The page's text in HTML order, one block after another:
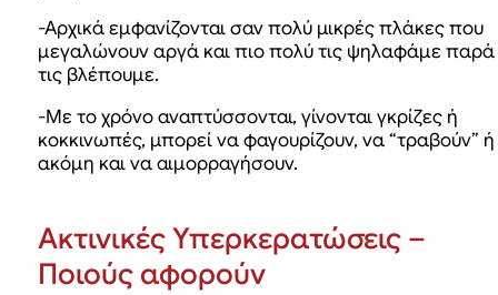
-Αρχικά εμφανίζονται σαν πολύ μικρές πλάκες που
μεγαλώνουν αργά και πιο πολύ τις ψηλαφάμε παρά
τις βλέπουμε.
-Με το χρόνο αναπτύσσονται, γίνονται γκρίζες ή
κοκκινωπές, μπορεί να φαγουρίζουν, να “τραβούν” ή
ακόμη και να αιμορραγήσουν.
Ακτινικές Υπερκερατώσεις –
Ποιούς αφορούν